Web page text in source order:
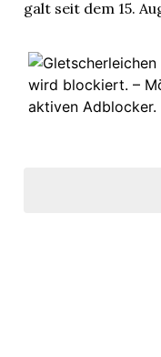
galt seit dem 15.